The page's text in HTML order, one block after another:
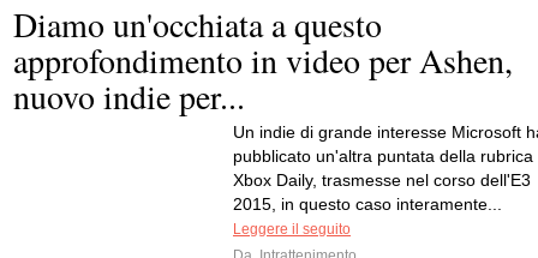
Diamo un'occhiata a questo
approfondimento in video per Ashen,
nuovo indie per...
Un indie di grande interesse Microsoft
pubblicato un'altra puntata della rubrica
Xbox Daily, trasmesse nel corso dell'E3
2015, in questo caso interamente...
Leggere il seguito